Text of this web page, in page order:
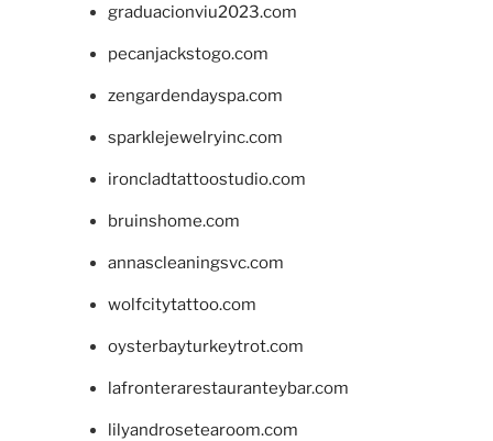
graduacionviu2023.com
pecanjackstogo.com
zengardendayspa.com
sparklejewelryinc.com
ironcladtattoostudio.com
bruinshome.com
annascleaningsvc.com
wolfcitytattoo.com
oysterbayturkeytrot.com
lafronterarestauranteybar.com
lilyandrosetearoom.com